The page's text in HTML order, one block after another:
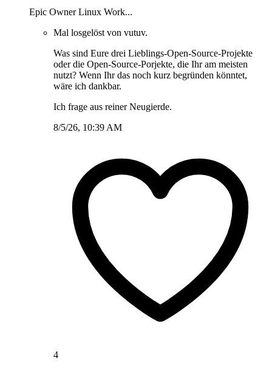
Epic Owner Linux Work...
Mal losgelöst von vutuv.
Was sind Eure drei Lieblings-Open-Source-Projekte
oder die Open-Source-Porjekte, die Ihr am meisten
nutzt? Wenn Ihr das noch kurz begründen könntet,
wäre ich dankbar.
Ich frage aus reiner Neugierde.
8/5/26, 10:39 AM
4